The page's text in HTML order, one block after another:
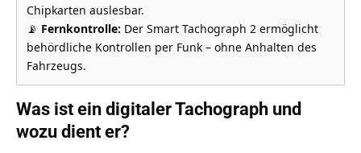
Chipkarten auslesbar.
📡 Fernkontrolle: Der Smart Tachograph 2 ermöglicht
behördliche Kontrollen per Funk – ohne Anhalten des
Fahrzeugs.
Was ist ein digitaler Tachograph und
wozu dient er?